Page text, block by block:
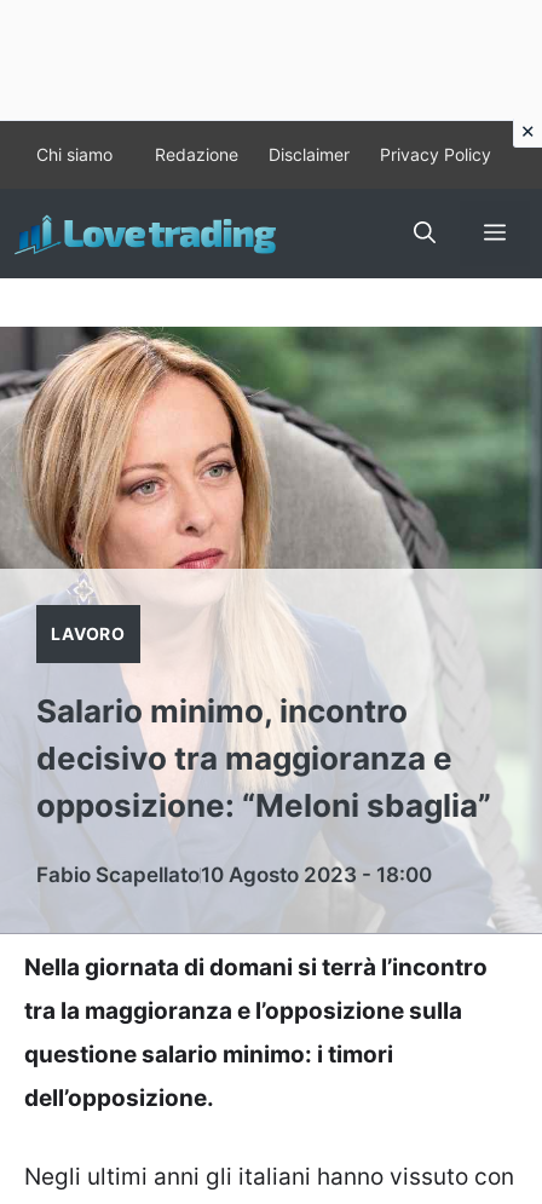
contenuto
Chi siamo Redazione Disclaimer Privacy Policy
LAVORO
Salario minimo, incontro
decisivo tra maggioranza e
opposizione: “Meloni sbaglia”
Fabio Scapellato10 Agosto 2023 - 18:00
Nella giornata di domani si terrà l’incontro
tra la maggioranza e l’opposizione sulla
questione salario minimo: i timori
dell’opposizione.
Negli ultimi anni gli italiani hanno vissuto con